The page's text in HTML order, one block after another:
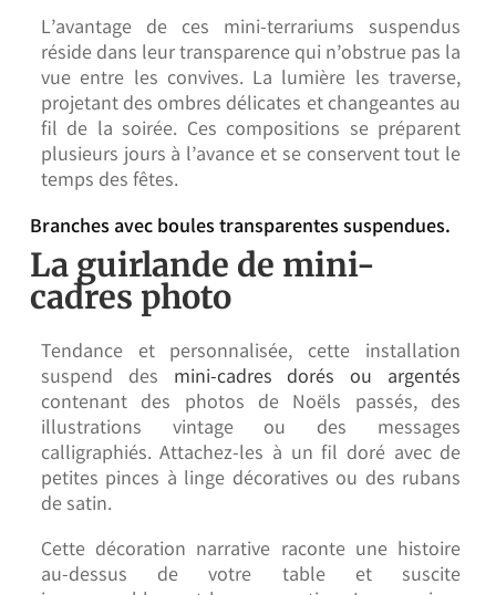
L’avantage de ces mini-terrariums suspendus
réside dans leur transparence qui n’obstrue pas la
vue entre les convives. La lumière les traverse,
projetant des ombres délicates et changeantes au
fil de la soirée. Ces compositions se préparent
plusieurs jours à l’avance et se conservent tout le
temps des fêtes.
Branches avec boules transparentes suspendues.
La guirlande de mini-
cadres photo
Tendance et personnalisée, cette installation
suspend des mini-cadres dorés ou argentés
contenant des photos de Noëls passés, des
illustrations vintage ou des messages
calligraphiés. Attachez-les à un fil doré avec de
petites pinces à linge décoratives ou des rubans
de satin.
Cette décoration narrative raconte une histoire
au-dessus de votre table et suscite